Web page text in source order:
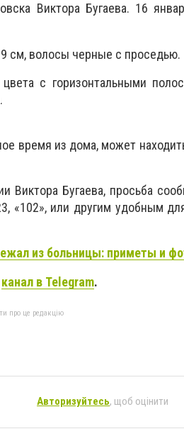
Виктора Бугаева. 16
см, волосы черные с проседью.
с горизонтальными
время из дома, может
Виктора Бугаева, просьба
«102», или другим удобным
из больницы: приметы и
канал в Telegram.
про це редакцію
Авторизуйтесь, щоб оцінити